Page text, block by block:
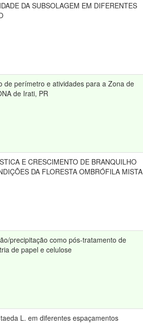
DA SUBSOLAGEM EM DIFERENTES
de perímetro e atividades para a Zona de
de Irati, PR
E CRESCIMENTO DE BRANQUILHO
DA FLORESTA OMBRÓFILA MISTA
precipitação como pós-tratamento de
de papel e celulose
L. em diferentes espaçamentos